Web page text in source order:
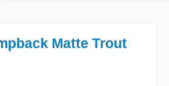
Matte Trout